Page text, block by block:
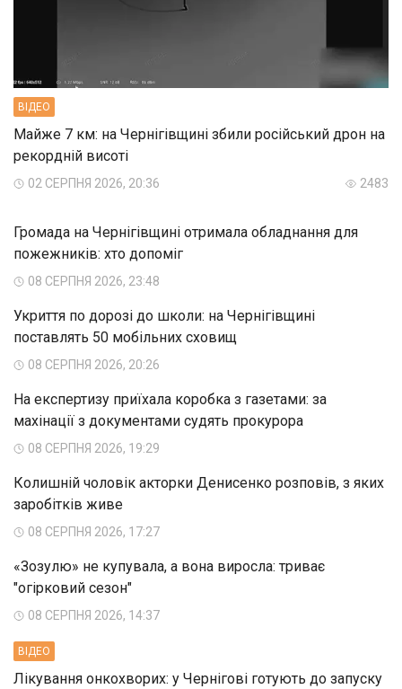
ВIДЕО
Майже 7 км: на Чернігівщині збили російський дрон на
рекордній висоті
02 СЕРПНЯ 2026, 20:36 2483
Громада на Чернігівщині отримала обладнання для
пожежників: хто допоміг
08 СЕРПНЯ 2026, 23:48
Укриття по дорозі до школи: на Чернігівщині
поставлять 50 мобільних сховищ
08 СЕРПНЯ 2026, 20:26
На експертизу приїхала коробка з газетами: за
махінації з документами судять прокурора
08 СЕРПНЯ 2026, 19:29
Колишній чоловік акторки Денисенко розповів, з яких
заробітків живе
08 СЕРПНЯ 2026, 17:27
«Зозулю» не купувала, а вона виросла: триває
"огірковий сезон"
08 СЕРПНЯ 2026, 14:37
ВIДЕО
Лікування онкохворих: у Чернігові готують до запуску